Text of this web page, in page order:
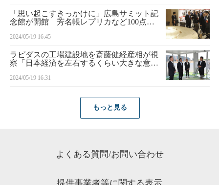
「思い起こすきっかけに」広島サミット記
念館が開館 芳名帳レプリカなど100点展
2024/05/19 16:45
ラピダスの工場建設地を斎藤健経産相が視
察「日本経済を左右するくらい大きな意
2024/05/19 16:31
もっと見る
よくある質問/お問い合わせ